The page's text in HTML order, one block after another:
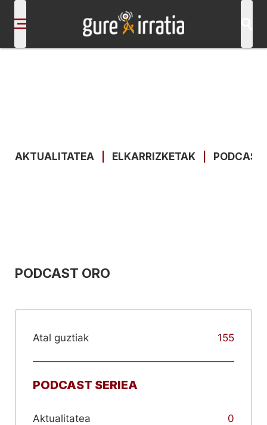
AKTUALITATEA ELKARRIZKETAK
PODCAST ORO
Atal guztiak 155
PODCAST SERIEA
Aktualitatea 0